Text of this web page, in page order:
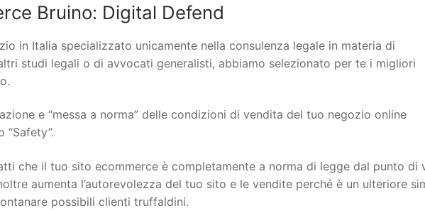
Bruino: Digital Defend
in Italia specializzato unicamente nella consulenza legale in materia di
studi legali o di avvocati generalisti, abbiamo selezionato per te i migliori
e “messa a norma” delle condizioni di vendita del tuo negozio online
che il tuo sito ecommerce è completamente a norma di legge dal punto di
aumenta l’autorevolezza del tuo sito e le vendite perché è un ulteriore
possibili clienti truffaldini.